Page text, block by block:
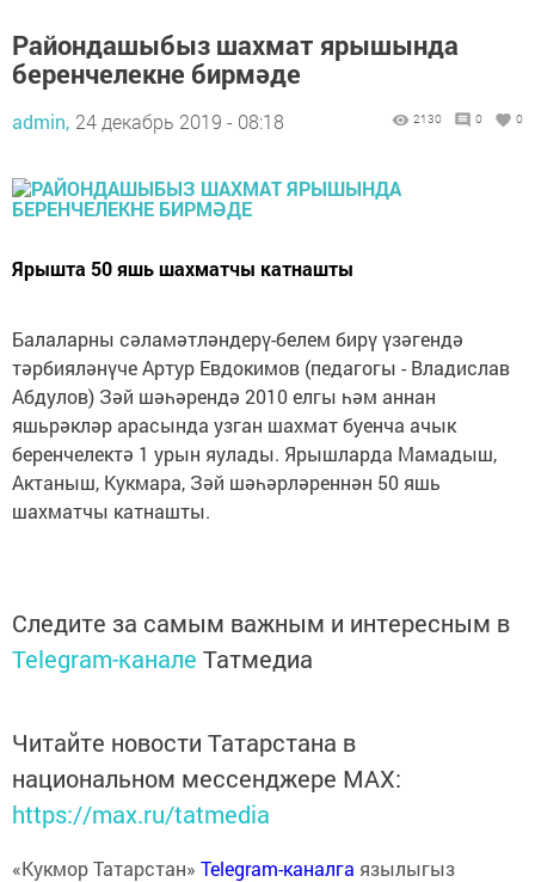
Райондашыбыз шахмат ярышында
беренчелекне бирмәде
admin, 24 декабрь 2019 - 08:18 2130 0 0
Ярышта 50 яшь шахматчы катнашты
Балаларны сәламәтләндерү-белем бирү үзәгендә
тәрбияләнүче Артур Евдокимов (педагогы - Владислав
Абдулов) Зәй шәһәрендә 2010 елгы һәм аннан
яшьрәкләр арасында узган шахмат буенча ачык
беренчелектә 1 урын яулады. Ярышларда Мамадыш,
Актаныш, Кукмара, Зәй шәһәрләреннән 50 яшь
шахматчы катнашты.
Следите за самым важным и интересным в
Telegram-канале Татмедиа
Читайте новости Татарстана в
национальном мессенджере MАХ:
https://max.ru/tatmedia
«Кукмор Татарстан» Telegram-каналга язылыгыз